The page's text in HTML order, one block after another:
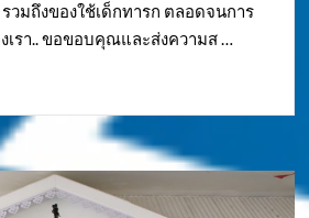
วมถึงของใช้เด็กทารก ตลอดจนการ
เรา.. ขอขอบคุณและส่งความส …